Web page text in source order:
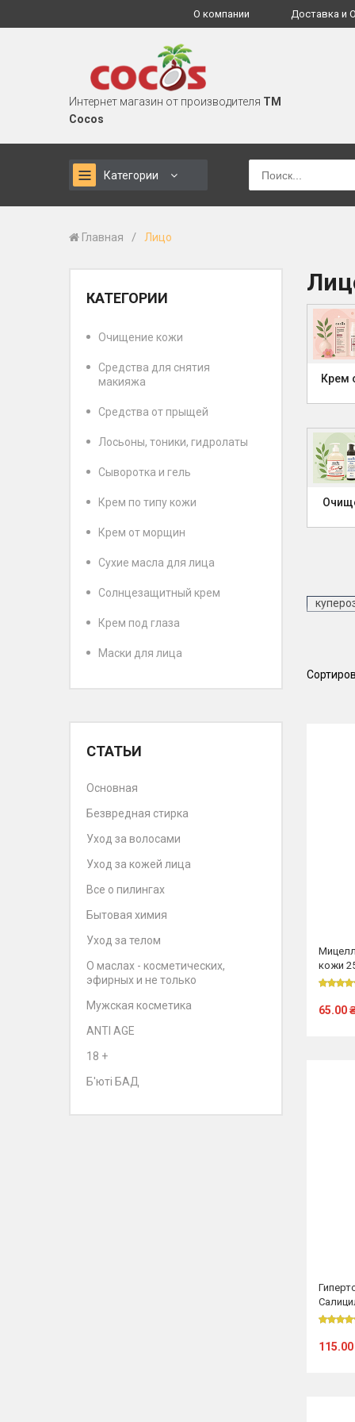
О компании Доставка и
Интернет магазин от производителя TM
Cocos
Категории
Главная / Лицо
КАТЕГОРИИ
Очищение кожи
Средства для снятия
макияжа
Средства от прыщей
Лосьоны, тоники, гидролаты
Сыворотка и гель
Крем по типу кожи
Крем от морщин
Сухие масла для лица
Солнцезащитный крем
Крем под глаза
Маски для лица
СТАТЬИ
Основная
Безвредная стирка
Уход за волосами
Уход за кожей лица
Все о пилингах
Бытовая химия
Уход за телом
О маслах - косметических,
эфирных и не только
Мужская косметика
ANTI AGE
18 +
Б'юті БАД
Крем
кожи
65.00
115.00